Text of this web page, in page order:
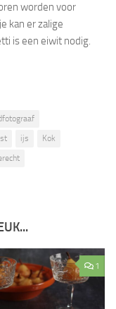
worden voor
kan er zalige
is een eiwit nodig.
ijs
Kok
1